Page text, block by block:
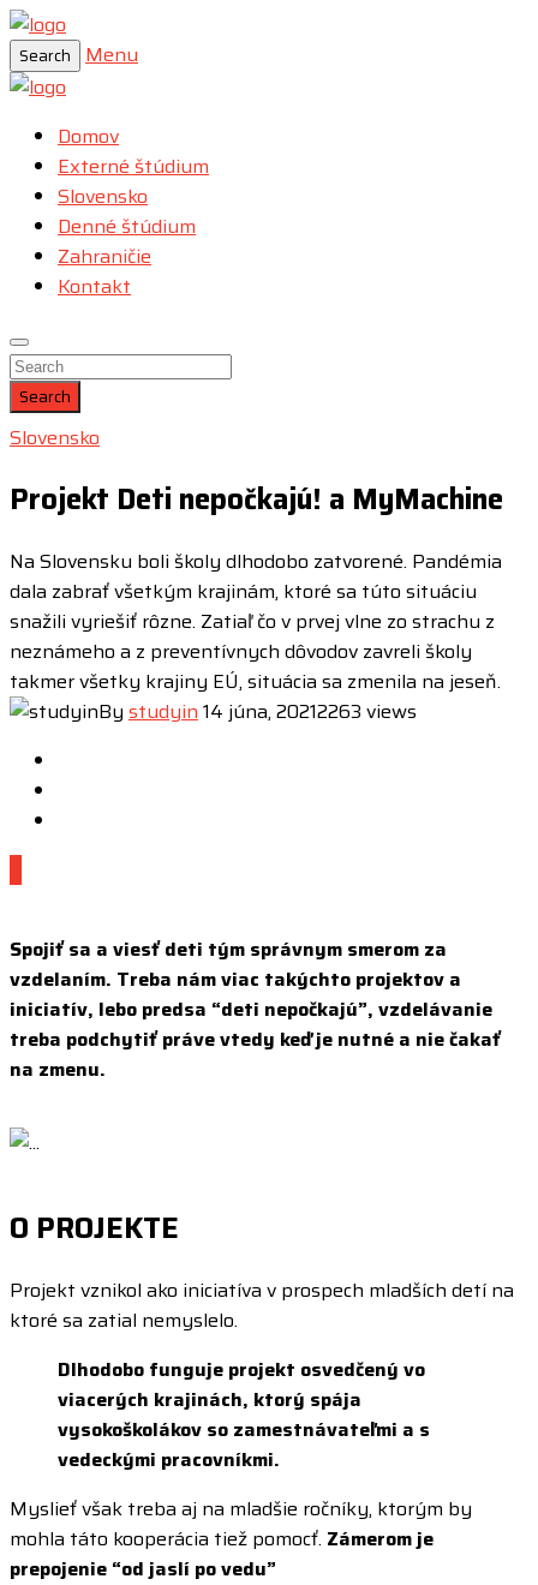
Search Menu
Domov
Externé štúdium
Slovensko
Denné štúdium
Zahraničie
Kontakt
Search
Slovensko
Projekt Deti nepočkajú! a MyMachine
Na Slovensku boli školy dlhodobo zatvorené. Pandémia
dala zabrať všetkým krajinám, ktoré sa túto situáciu
snažili vyriešiť rôzne. Zatiaľ čo v prvej vlne zo strachu z
neznámeho a z preventívnych dôvodov zavreli školy
takmer všetky krajiny EÚ, situácia sa zmenila na jeseň.
By studyin 14 júna, 20212263 views
Spojiť sa a viesť deti tým správnym smerom za
vzdelaním. Treba nám viac takýchto projektov a
iniciatív, lebo predsa “deti nepočkajú”, vzdelávanie
treba podchytiť práve vtedy keď je nutné a nie čakať
na zmenu.
O PROJEKTE
Projekt vznikol ako iniciatíva v prospech mladších detí na
ktoré sa zatial nemyslelo.
Dlhodobo funguje projekt osvedčený vo
viacerých krajinách, ktorý spája
vysokoškolákov so zamestnávateľmi a s
vedeckými pracovníkmi.
Myslieť však treba aj na mladšie ročníky, ktorým by
mohla táto kooperácia tiež pomocť. Zámerom je
prepojenie “od jaslí po vedu”